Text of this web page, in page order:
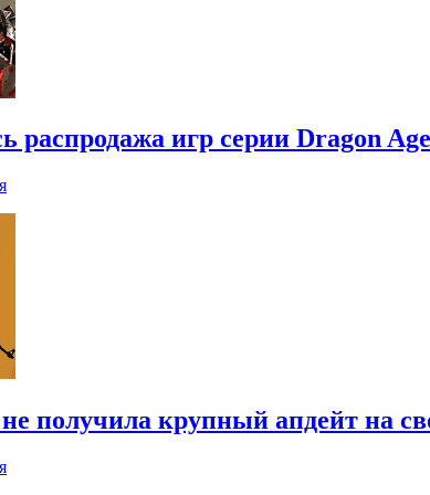
распродажа игр серии Dragon
получила крупный апдейт на